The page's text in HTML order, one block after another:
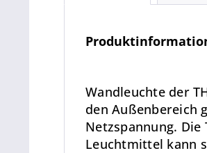
Wandleuchte der
den Außenbereich
Netzspannung.
Leuchtmittel kann